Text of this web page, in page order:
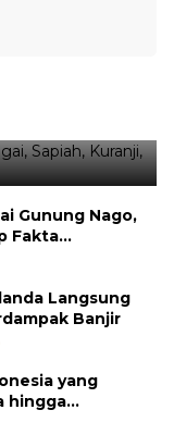
Terdeteksi di
Gunung Nago,
Fakta
Langsung
Banjir
yang
hingga